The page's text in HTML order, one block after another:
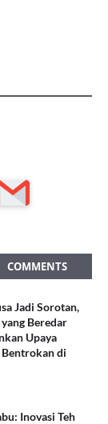
COMMENTS
Jadi Sorotan,
Beredar
Upaya
Bentrokan di
Inovasi Teh